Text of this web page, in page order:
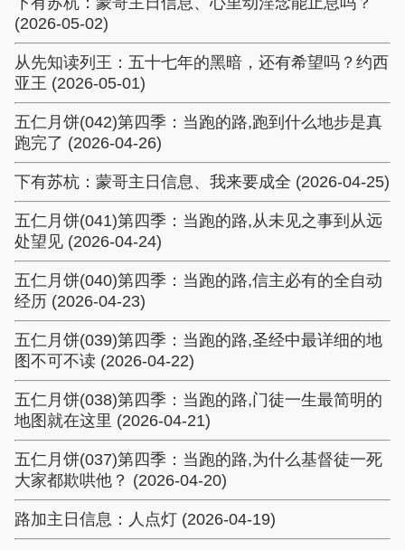
(2026-05-02)
从先知读列王：五十七年的黑暗，还有希望吗？约西
亚王 (2026-05-01)
五仁月饼(042)第四季：当跑的路,跑到什么地步是真
跑完了 (2026-04-26)
下有苏杭：蒙哥主日信息、我来要成全 (2026-04-25)
五仁月饼(041)第四季：当跑的路,从未见之事到从远
处望见 (2026-04-24)
五仁月饼(040)第四季：当跑的路,信主必有的全自动
经历 (2026-04-23)
五仁月饼(039)第四季：当跑的路,圣经中最详细的地
图不可不读 (2026-04-22)
五仁月饼(038)第四季：当跑的路,门徒一生最简明的
地图就在这里 (2026-04-21)
五仁月饼(037)第四季：当跑的路,为什么基督徒一死
大家都欺哄他？ (2026-04-20)
路加主日信息：人点灯 (2026-04-19)